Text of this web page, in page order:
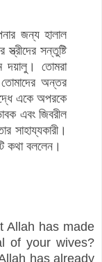
জন্য হালাল
সন্তুষ্টি
তোমরা
অন্তর
একে অপরকে
এবং জিবরীল
সাহায্যকারী।
কথা বললেন।
Allah has made
of your wives?
has already